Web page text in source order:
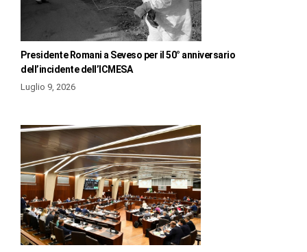
Presidente Romani a Seveso per il 50° anniversario
dell’incidente dell’ICMESA
Luglio 9, 2026